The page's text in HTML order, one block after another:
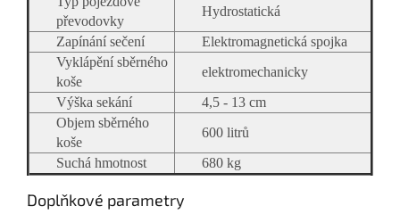
převodovky
Hydrostatická
Zapínání sečení
Elektromagnetická spojka
Vyklápění sběrného
koše
elektromechanicky
Výška sekání
4,5 - 13 cm
Objem sběrného
koše
600 litrů
Suchá hmotnost
680 kg
Doplňkové parametry